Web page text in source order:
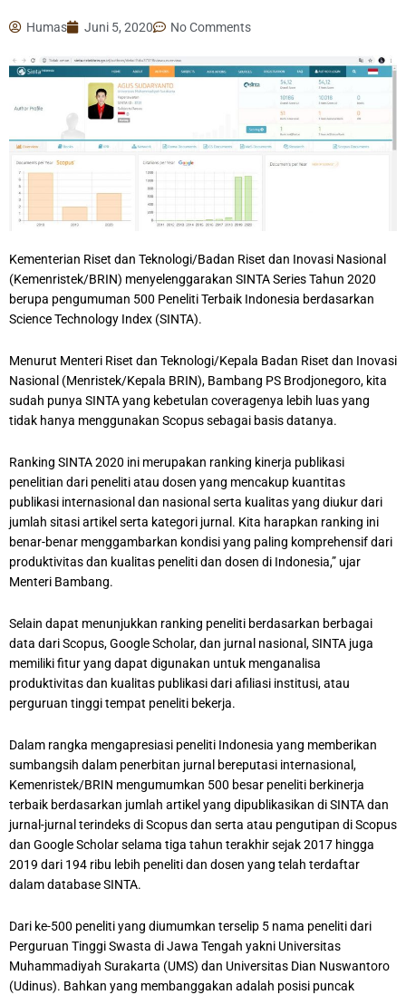
Humas Juni 5, 2020 No Comments
Kementerian Riset dan Teknologi/Badan Riset dan Inovasi Nasional
(Kemenristek/BRIN) menyelenggarakan SINTA Series Tahun 2020
berupa pengumuman 500 Peneliti Terbaik Indonesia berdasarkan
Science Technology Index (SINTA).
Menurut Menteri Riset dan Teknologi/Kepala Badan Riset dan Inovasi
Nasional (Menristek/Kepala BRIN), Bambang PS Brodjonegoro, kita
sudah punya SINTA yang kebetulan coveragenya lebih luas yang
tidak hanya menggunakan Scopus sebagai basis datanya.
Ranking SINTA 2020 ini merupakan ranking kinerja publikasi
penelitian dari peneliti atau dosen yang mencakup kuantitas
publikasi internasional dan nasional serta kualitas yang diukur dari
jumlah sitasi artikel serta kategori jurnal. Kita harapkan ranking ini
benar-benar menggambarkan kondisi yang paling komprehensif dari
produktivitas dan kualitas peneliti dan dosen di Indonesia,” ujar
Menteri Bambang.
Selain dapat menunjukkan ranking peneliti berdasarkan berbagai
data dari Scopus, Google Scholar, dan jurnal nasional, SINTA juga
memiliki fitur yang dapat digunakan untuk menganalisa
produktivitas dan kualitas publikasi dari afiliasi institusi, atau
perguruan tinggi tempat peneliti bekerja.
Dalam rangka mengapresiasi peneliti Indonesia yang memberikan
sumbangsih dalam penerbitan jurnal bereputasi internasional,
Kemenristek/BRIN mengumumkan 500 besar peneliti berkinerja
terbaik berdasarkan jumlah artikel yang dipublikasikan di SINTA dan
jurnal-jurnal terindeks di Scopus dan serta atau pengutipan di Scopus
dan Google Scholar selama tiga tahun terakhir sejak 2017 hingga
2019 dari 194 ribu lebih peneliti dan dosen yang telah terdaftar
dalam database SINTA.
Dari ke-500 peneliti yang diumumkan terselip 5 nama peneliti dari
Perguruan Tinggi Swasta di Jawa Tengah yakni Universitas
Muhammadiyah Surakarta (UMS) dan Universitas Dian Nuswantoro
(Udinus). Bahkan yang membanggakan adalah posisi puncak